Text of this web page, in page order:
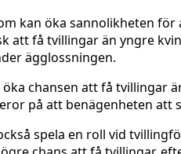
kan öka sannolikheten för
att få tvillingar än yngre
ägglossningen.
chansen att få tvillingar
på att benägenheten
spela en roll vid